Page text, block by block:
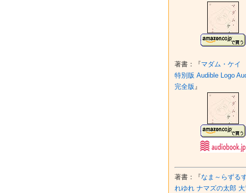
著書：『マダム・ケイ
特別版 Audible Logo
完全版 』
著書：『なま～らずる
れゆれ ナマズの太郎